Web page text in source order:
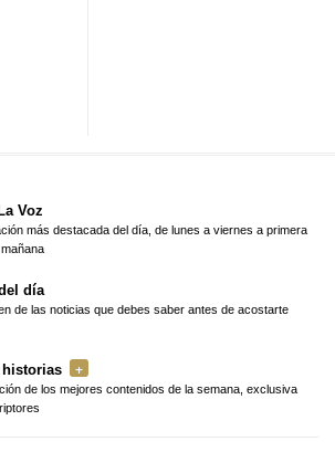
Voz
más destacada del día, de lunes a viernes a primera
día
de las noticias que debes saber antes de acostarte
de los mejores contenidos de la semana, exclusiva